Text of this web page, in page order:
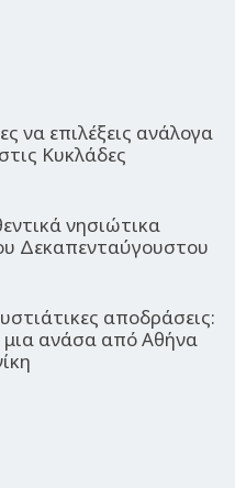
να επιλέξεις ανάλογα
Κυκλάδες
νησιώτικα
Δεκαπενταύγουστου
αποδράσεις:
μια ανάσα από Αθήνα